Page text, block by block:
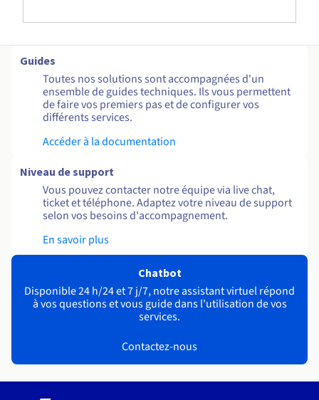
Guides
Toutes nos solutions sont accompagnées d'un
ensemble de guides techniques. Ils vous permettent
de faire vos premiers pas et de configurer vos
différents services.
Accéder à la documentation
Niveau de support
Vous pouvez contacter notre équipe via live chat,
ticket et téléphone. Adaptez votre niveau de support
selon vos besoins d'accompagnement.
En savoir plus
Chatbot
Disponible 24 h/24 et 7 j/7, notre assistant virtuel répond
à vos questions et vous guide dans l'utilisation de vos
services.
Contactez-nous